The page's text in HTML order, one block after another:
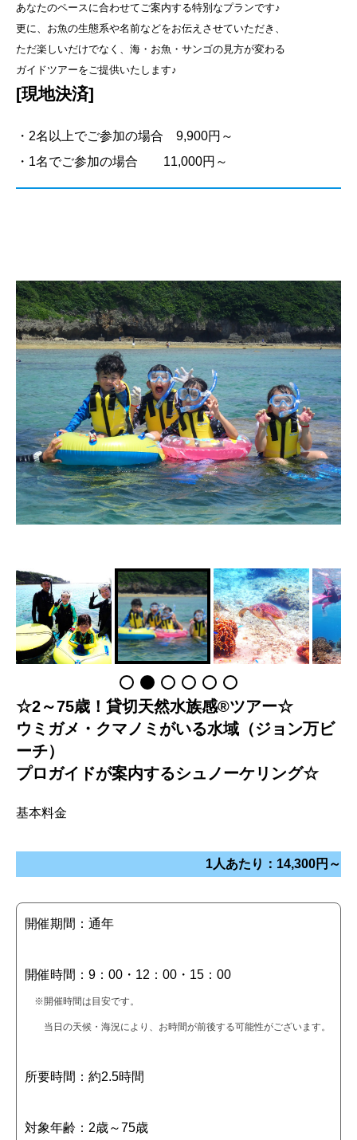
あなたのペースに合わせてご案内する特別なプランです♪
更に、お魚の生態系や名前などをお伝えさせていただき、
ただ楽しいだけでなく、海・お魚・サンゴの見方が変わる
ガイドツアーをご提供いたします♪
[現地決済]
・2名以上でご参加の場合 9,900円～
・1名でご参加の場合 11,000円～
☆2～75歳！貸切天然水族感®ツアー☆
ウミガメ・クマノミがいる水域（ジョン万ビ
ーチ）
プロガイドが案内するシュノーケリング☆
基本料金
1人あたり：14,300円～
開催期間：通年
開催時間：9：00・12：00・15：00
※開催時間は目安です。
当日の天候・海況により、お時間が前後する可能性がございます。
所要時間：約2.5時間
対象年齢：2歳～75歳